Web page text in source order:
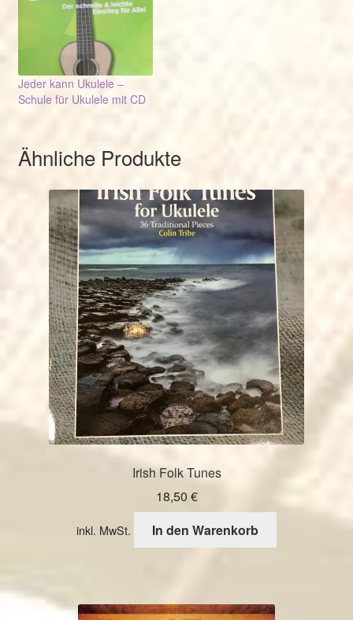
Jeder kann Ukulele –
Schule für Ukulele mit CD
Ähnliche Produkte
Irish Folk Tunes
18,50 €
inkl. MwSt. In den Warenkorb